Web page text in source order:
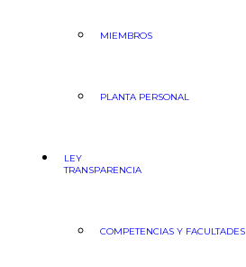
MIEMBROS
PLANTA PERSONAL
LEY
TRANSPARENCIA
COMPETENCIAS Y FACULTADES